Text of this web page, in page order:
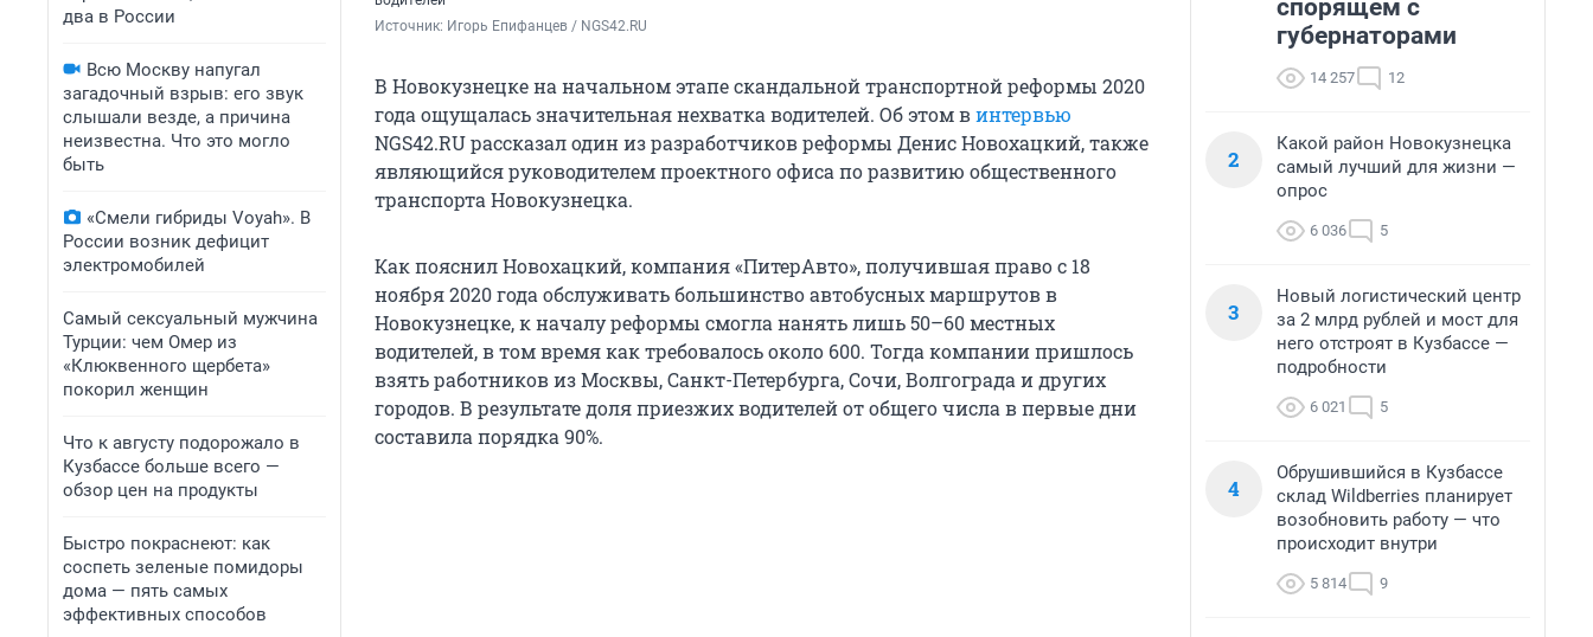
два в России
Всю Москву напугал
загадочный взрыв: его звук
слышали везде, а причина
неизвестна. Что это могло
быть
«Смели гибриды Voyah». В
России возник дефицит
электромобилей
Самый сексуальный мужчина
Турции: чем Омер из
«Клюквенного щербета»
покорил женщин
Что к августу подорожало в
Кузбассе больше всего —
обзор цен на продукты
Быстро покраснеют: как
соспеть зеленые помидоры
дома — пять самых
эффективных способов
Источник: Игорь Епифанцев / NGS42.RU
В Новокузнецке на начальном этапе скандальной транспортной реформы 2020
года ощущалась значительная нехватка водителей. Об этом винтервью
NGS42.RU рассказал один из разработчиков реформы Денис Новохацкий, также
являющийся руководителем проектного офиса по развитию общественного
транспорта Новокузнецка.
Как пояснил Новохацкий, компания «ПитерАвто», получившая право с 18
ноября 2020 года обслуживать большинство автобусных маршрутов в
Новокузнецке, к началу реформы смогла нанять лишь 50–60 местных
водителей, в том время как требовалось около 600. Тогда компании пришлось
взять работников из Москвы, Санкт-Петербурга, Сочи, Волгограда и других
городов. В результате доля приезжих водителей от общего числа в первые дни
составила порядка 90%.
спорящем с
губернаторами
14 257 12
2
Какой район Новокузнецка
самый лучший для жизни —
опрос
6 036 5
3
Новый логистический центр
за 2 млрд рублей и мост для
него отстроят в Кузбассе —
подробности
6 021 5
4
Обрушившийся в Кузбассе
склад Wildberries планирует
возобновить работу — что
происходит внутри
5 814 9